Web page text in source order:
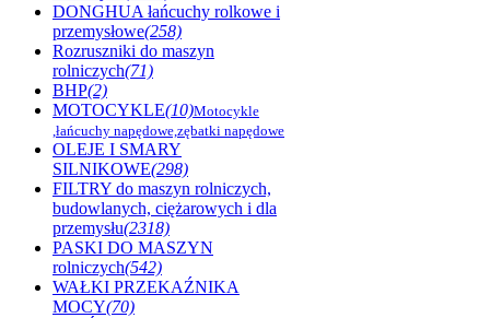
DONGHUA łańcuchy rolkowe i
przemysłowe(258)
Rozruszniki do maszyn
rolniczych(71)
BHP(2)
MOTOCYKLE(10)Motocykle
,łańcuchy napędowe,zębatki napędowe
OLEJE I SMARY
SILNIKOWE(298)
FILTRY do maszyn rolniczych,
budowlanych, ciężarowych i dla
przemysłu(2318)
PASKI DO MASZYN
rolniczych(542)
WAŁKI PRZEKAŹNIKA
MOCY(70)